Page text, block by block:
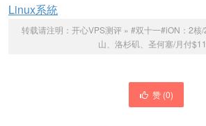
Linux系統
转载请注明： 开心VPS测评» #双十一#iON：2核
山、洛杉矶、圣何塞/月付
赞 (0)